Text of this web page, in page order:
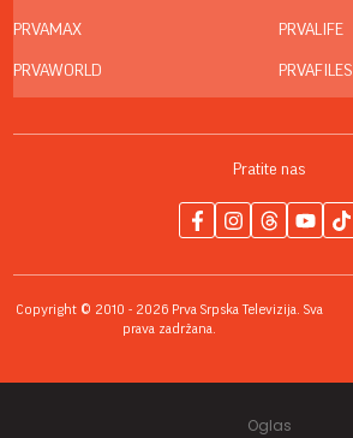
PRVAMAX
PRVAWORLD
PRVALIFE
PRVAFILES
Pratite nas
Copyright © 2010 - 2026 Prva Srpska Televizija. Sva
prava zadržana.